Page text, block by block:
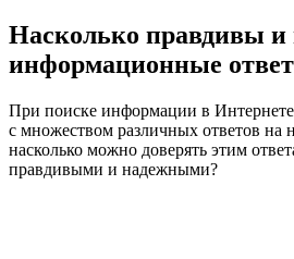
Насколько правдивы
информационные
При поиске информации в Интернете
с множеством различных ответов
насколько можно доверять этим
правдивыми и надежными?